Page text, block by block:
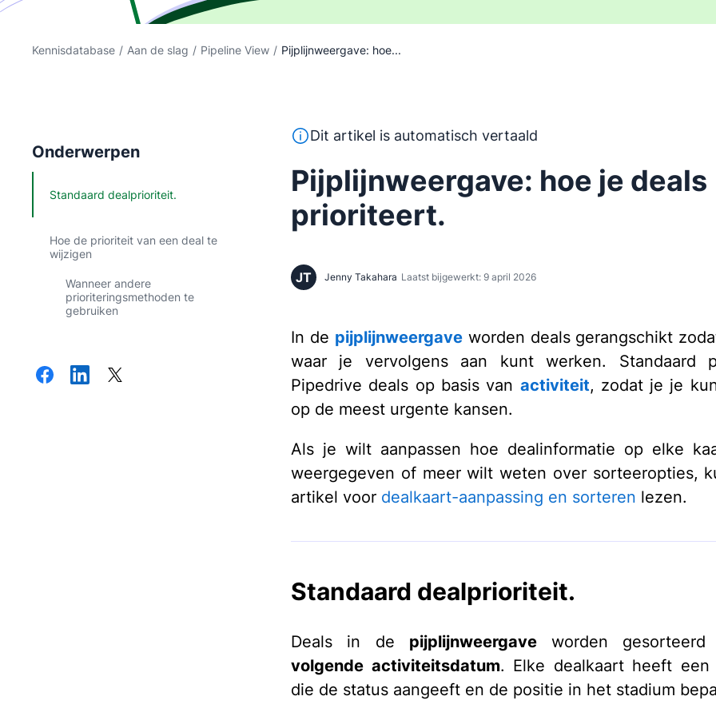
Kennisdatabase / Aan de slag / Pipeline View / Pijplijnweergave: hoe...
Onderwerpen
Standaard dealprioriteit.
Hoe de prioriteit van een deal te
wijzigen
Wanneer andere
prioriteringsmethoden te
gebruiken
Deze tekst is automatisch vertaald uit het Engels, zonder inbreng
Dit artikel is automatisch vertaald
Pijplijnweergave: hoe je deals
prioriteert.
JT Jenny Takahara Laatst bijgewerkt: 9 april 2026
In de pijplijnweergaveworden deals gerangschikt
waar je vervolgens aan kunt werken. Standaard
Pipedrive deals op basis van activiteit, zodat je je
op de meest urgente kansen.
Als je wilt aanpassen hoe dealinformatie op elke
weergegeven of meer wilt weten over sorteeropties,
artikel voor dealkaart-aanpassing en sorteren lezen.
Standaard dealprioriteit.
Deals in de pijplijnweergaveworden
volgende activiteitsdatum. Elke dealkaart heeft een
die de status aangeeft en de positie in het stadium